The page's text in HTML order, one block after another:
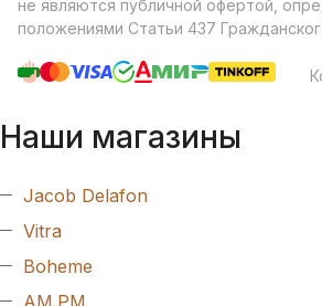
не являются публичной офертой,
положениями Статьи 437
Наши магазины
Jacob Delafon
Vitra
Boheme